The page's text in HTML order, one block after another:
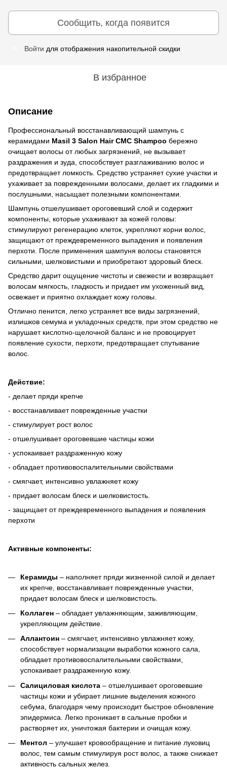
Сообщить, когда появится
Войти для отображения накопительной скидки
В избранное
Описание
Профессиональный восстанавливающий шампунь с
керамидами Masil 3 Salon Hair CMC Shampoo бережно
очищает волосы от любых загрязнений, не вызывает
раздражения и зуда, способствует разглаживанию волос и
предотвращает ломкость. Средство устраняет сухие участки и
ухаживает за поврежденными волосами, делает их гладкими и
послушными, насыщает полезными компонентами.
Шампунь отшелушивает ороговевший слой и содержит
компоненты, которые ухаживают за кожей головы:
стимулируют регенерацию клеток, укрепляют корни волос,
защищают от преждевременного выпадения и появления
перхоти. После применения шампуня волосы становятся
сильными, шелковистыми и приобретают здоровый блеск.
Средство дарит ощущение чистоты и свежести и возвращает
волосам мягкость, гладкость и придает им ухоженный вид,
освежает и приятно охлаждает кожу головы.
Отлично пенится, легко устраняет все виды загрязнений,
излишков семума и укладочных средств, при этом средство не
нарушает кислотно-щелочной баланс и не провоцирует
появление сухости, перхоти, предотвращает спутывание
волос.
Действие:
- делает пряди крепче
- восстанавливает поврежденные участки
- стимулирует рост волос
- отшелушивает ороговевшие частицы кожи
- успокаивает раздраженную кожу
- обладает противовоспалительными свойствами
- смягчает, интенсивно увлажняет кожу
- придает волосам блеск и шелковистость.
- защищает от преждевременного выпадения и появления
перхоти
Активные компоненты:
Керамиды – наполняет пряди жизненной силой и делает
их крепче, восстанавливает поврежденные участки,
придает волосам блеск и шелковистость.
Коллаген – обладает увлажняющим, заживляющим,
укрепляющим действие.
Аллантоин – смягчает, интенсивно увлажняет кожу,
способствует нормализации выработки кожного сала,
обладает противовоспалительными свойствами,
успокаивает раздраженную кожу.
Салициловая кислота – отшелушивает ороговевшие
частицы кожи и убирает лишние выделения кожного
себума, благодаря чему происходит быстрое обновление
эпидермиса. Легко проникает в сальные пробки и
растворяет их, уничтожая бактерии и очищая кожу.
Ментол – улучшает кровообращение и питание луковиц
волос, тем самым стимулируя рост волос, а также снижает
активность сальных желез.